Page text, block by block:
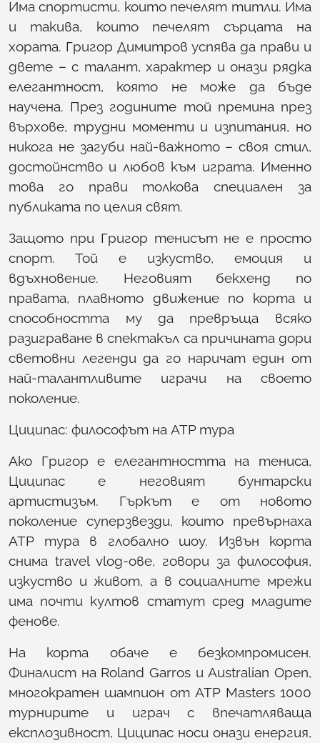
Има спортисти, които печелят титли. Има
и такива, които печелят сърцата на
хората. Григор Димитров успява да прави и
двете – с талант, характер и онази рядка
елегантност, която не може да бъде
научена. През годините той премина през
върхове, трудни моменти и изпитания, но
никога не загуби най-важното – своя стил,
достойнство и любов към играта. Именно
това го прави толкова специален за
публиката по целия свят.
Защото при Григор тенисът не е просто
спорт. Той е изкуство, емоция и
вдъхновение. Неговият бекхенд по
правата, плавното движение по корта и
способността му да превръща всяко
разиграване в спектакъл са причината дори
световни легенди да го наричат един от
най-талантливите играчи на своето
поколение.
Циципас: философът на ATP тура
Ако Григор е елегантността на тениса,
Циципас е неговият бунтарски
артистизъм. Гъркът е от новото
поколение суперзвезди, които превърнаха
ATP тура в глобално шоу. Извън корта
снима travel vlog-ове, говори за философия,
изкуство и живот, а в социалните мрежи
има почти култов статут сред младите
фенове.
На корта обаче е безкомпромисен.
Финалист на Roland Garros и Australian Open,
многократен шампион от ATP Masters 1000
турнирите и играч с впечатляваща
експлозивност, Циципас носи онази енергия,